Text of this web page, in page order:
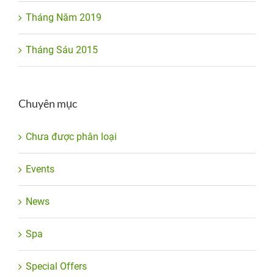
Tháng Năm 2019
Tháng Sáu 2015
Chuyên mục
Chưa được phân loại
Events
News
Spa
Special Offers